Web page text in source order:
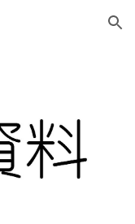
Skip to navigation